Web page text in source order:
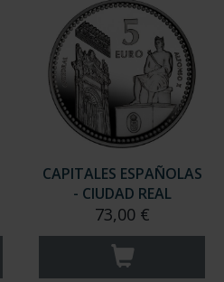
CAPITALES ESPAÑOLAS
- CIUDAD REAL
73,00 €